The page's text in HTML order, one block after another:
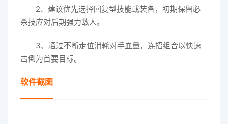
2、建议优先选择回复型技能或装备，初期保留必
杀技应对后期强力敌人。
3、通过不断走位消耗对手血量，连招组合以快速
击倒为首要目标。
软件截图